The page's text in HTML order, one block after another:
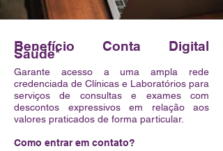
Benefício Conta Digital
Saúde*
Garante acesso a uma ampla rede
credenciada de Clínicas e Laboratórios para
serviços de consultas e exames com
descontos expressivos em relação aos
valores praticados de forma particular.
Como entrar em contato?